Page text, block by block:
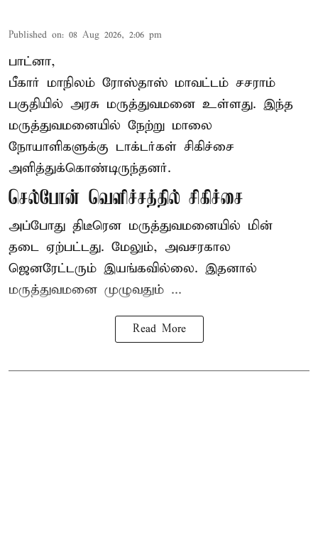
Published on: 08 Aug 2026, 2:06 pm
பாட்னா,
பீகார் மாநிலம் ரோஸ்தாஸ் மாவட்டம் சசராம்
பகுதியில் அரசு மருத்துவமனை உள்ளது. இந்த
மருத்துவமனையில் நேற்று மாலை
நோயாளிகளுக்கு டாக்டர்கள் சிகிச்சை
அளித்துக்கொண்டிருந்தனர்.
செல்போன் வெளிச்சத்தில் சிகிச்சை
அப்போது திடீரென மருத்துவமனையில் மின்
தடை ஏற்பட்டது. மேலும், அவசரகால
ஜெனரேட்டரும் இயங்கவில்லை. இதனால்
மருத்துவமனை முழுவதும் ...
Read More